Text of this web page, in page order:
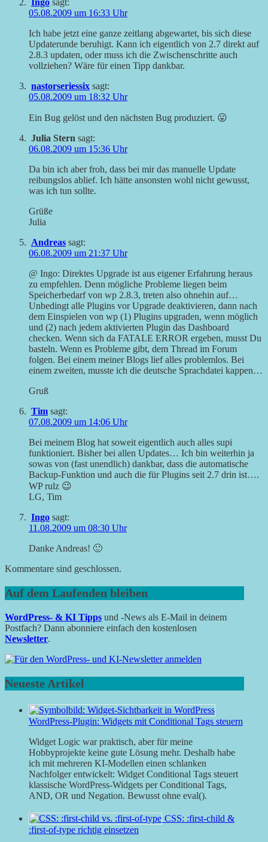
Ingo sagt:
05.08.2009 um 16:33 Uhr
Ich habe jetzt eine ganze zeitlang abgewartet, bis sich diese
Updaterunde beruhigt. Kann ich eigentlich von 2.7 direkt auf
2.8.3 updaten, oder muss ich die Zwischenschritte auch
vollziehen? Wäre für einen Tipp dankbar.
nastorseriessix sagt:
05.08.2009 um 18:32 Uhr
Ein Bug gelöst und den nächsten Bug produziert. 😛
Julia Stern sagt:
06.08.2009 um 15:36 Uhr
Da bin ich aber froh, dass bei mir das manuelle Update
reibungslos ablief. Ich hätte ansonsten wohl nicht gewusst,
was ich tun sollte.
Grüße
Julia
Andreas sagt:
06.08.2009 um 21:37 Uhr
@ Ingo: Direktes Upgrade ist aus eigener Erfahrung heraus
zu empfehlen. Denn mögliche Probleme liegen beim
Speicherbedarf von wp 2.8.3, treten also ohnehin auf…
Unbedingt alle Plugins vor Upgrade deaktivieren, dann nach
dem Einspielen von wp (1) Plugins upgraden, wenn möglich
und (2) nach jedem aktivierten Plugin das Dashboard
checken. Wenn sich da FATALE ERROR ergeben, musst Du
basteln. Wenn es Probleme gibt, dem Thread im Forum
folgen. Bei einem meiner Blogs lief alles problemlos. Bei
einem zweiten, musste ich die deutsche Sprachdatei kappen…
Gruß
Tim sagt:
07.08.2009 um 14:06 Uhr
Bei meinem Blog hat soweit eigentlich auch alles supi
funktioniert. Bisher bei allen Updates… Ich bin weiterhin ja
sowas von (fast unendlich) dankbar, dass die automatische
Backup-Funktion und auch die für Plugins seit 2.7 drin ist….
WP rulz 😉
LG, Tim
Ingo sagt:
11.08.2009 um 08:30 Uhr
Danke Andreas! 🙂
Kommentare sind geschlossen.
Auf dem Laufenden bleiben
WordPress- & KI Tipps und -News als E-Mail in deinem
Postfach? Dann abonniere einfach den kostenlosen
Newsletter.
Neueste Artikel
WordPress-Plugin: Widgets mit Conditional Tags steuern
Widget Logic war praktisch, aber für meine
Hobbyprojekte keine gute Lösung mehr. Deshalb habe
ich mit mehreren KI-Modellen einen schlanken
Nachfolger entwickelt: Widget Conditional Tags steuert
klassische WordPress-Widgets per Conditional Tags,
AND, OR und Negation. Bewusst ohne eval().
CSS: :first-child &
:first-of-type richtig einsetzen